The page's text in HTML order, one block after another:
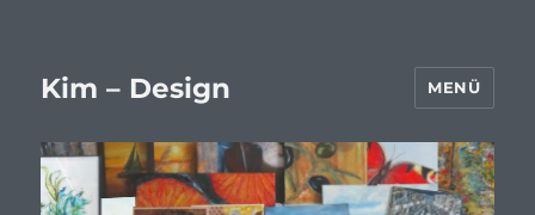
Kim – Design MENÜ